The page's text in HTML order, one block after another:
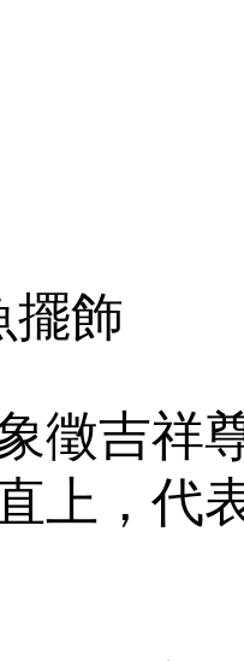
擺飾
徵吉祥
上，代